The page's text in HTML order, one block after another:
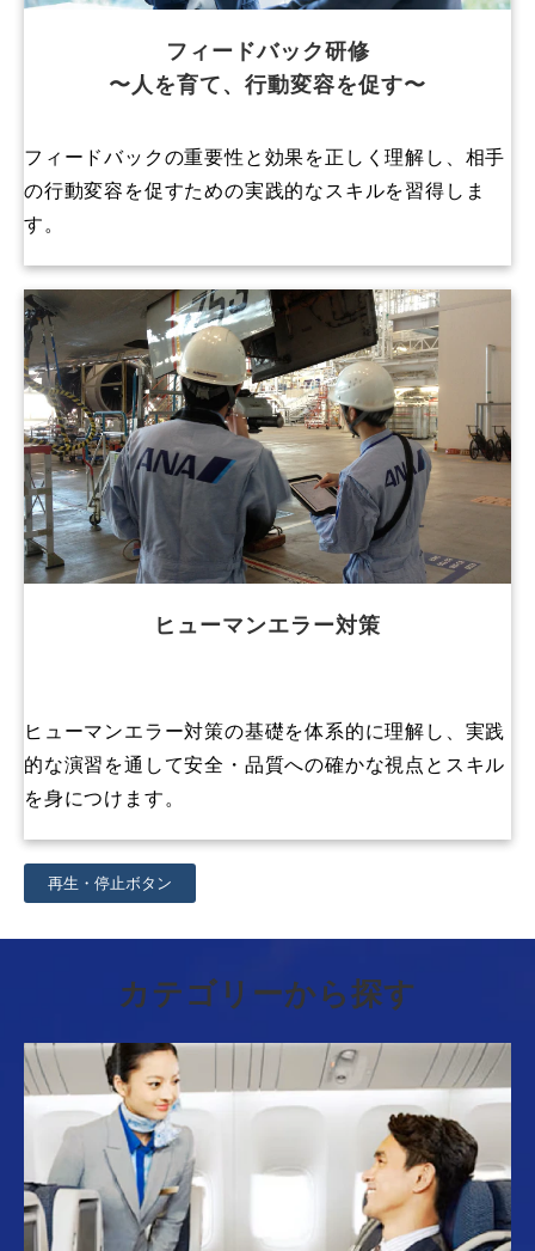
フィードバック研修
〜人を育て、行動変容を促す〜
フィードバックの重要性と効果を正しく理解し、相手
の行動変容を促すための実践的なスキルを習得しま
す。
ヒューマンエラー対策
ヒューマンエラー対策の基礎を体系的に理解し、実践
的な演習を通して安全・品質への確かな視点とスキル
を身につけます。
再生・停止ボタン
カテゴリーから探す